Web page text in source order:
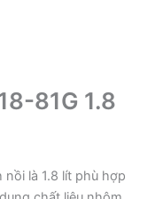
81G 1.8
là 1.8 lít phù hợp